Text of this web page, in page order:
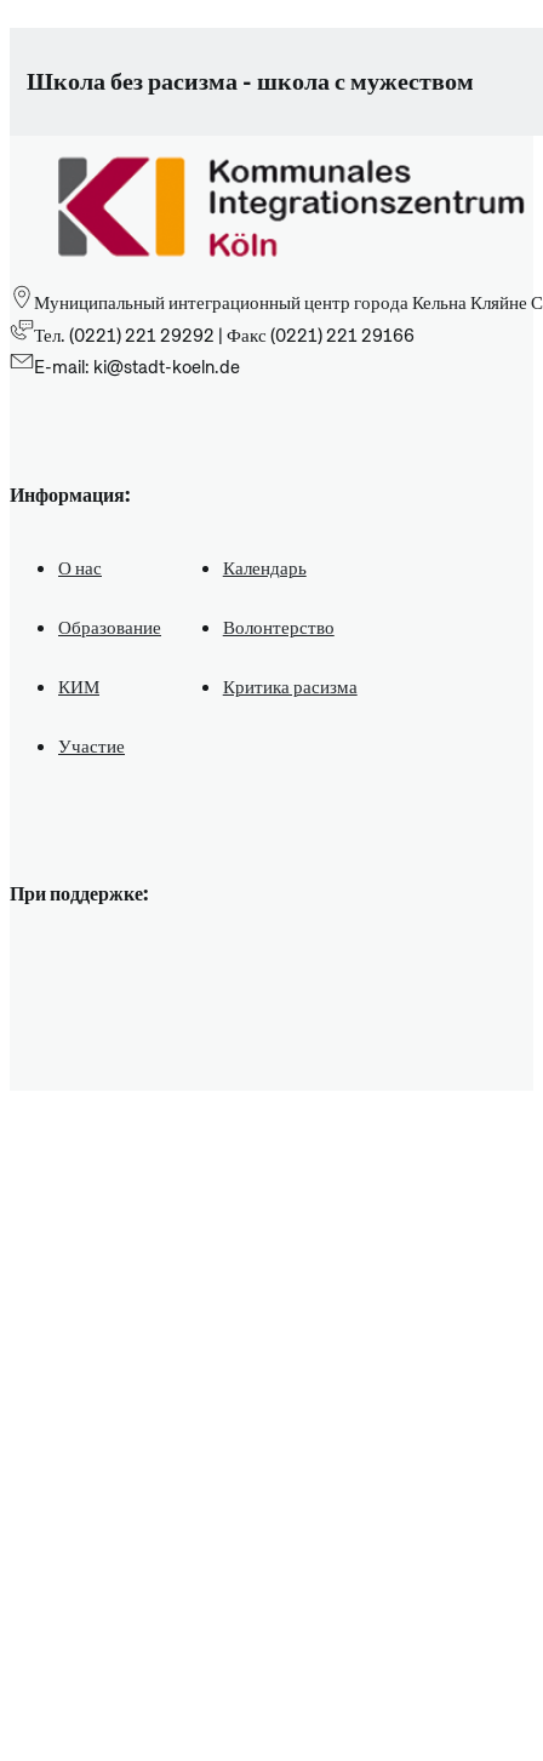
Школа без расизма - школа с мужеством
Муниципальный интеграционный центр города Кельна Кляйне
Тел. (0221) 221 29292 | Факс (0221) 221 29166
E-mail: ki@stadt-koeln.de
Информация:
О нас Календарь
Образование Волонтерство
КИМ Критика расизма
Участие
При поддержке: